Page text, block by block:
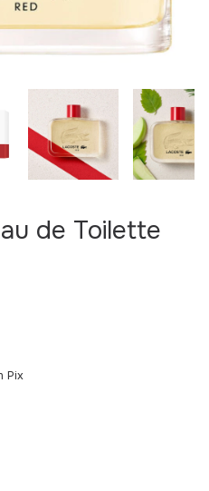
de Toilette
Pix